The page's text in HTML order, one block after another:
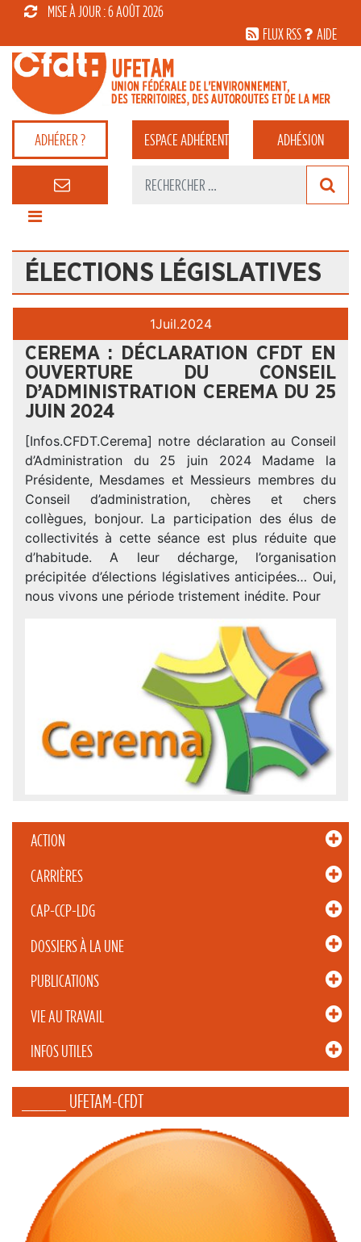
MISE À JOUR : 6 AOÛT 2026
FLUX RSS
AIDE
ADHÉRER ? ESPACEADHÉRENT ADHÉSION
ÉLECTIONS LÉGISLATIVES
ACTION
CARRIÈRES
CAP-CCP-LDG
DOSSIERS À LA UNE
PUBLICATIONS
VIE AU TRAVAIL
INFOS UTILES
_____ UFETAM-CFDT
1Juil.2024
CEREMA : DÉCLARATION CFDT EN
OUVERTURE DU CONSEIL
D’ADMINISTRATION CEREMA DU 25
JUIN 2024
[Infos.CFDT.Cerema] notre déclaration au Conseil
d’Administration du 25 juin 2024 Madame la
Présidente, Mesdames et Messieurs membres du
Conseil d’administration, chères et chers
collègues, bonjour. La participation des élus de
collectivités à cette séance est plus réduite que
d’habitude. A leur décharge, l’organisation
précipitée d’élections législatives anticipées… Oui,
nous vivons une période tristement inédite. Pour